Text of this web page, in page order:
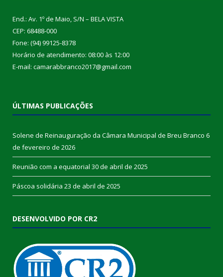
End.: Av. 1º de Maio, S/N – BELA VISTA
CEP: 68488-000
Fone: (94) 99125-8378
Horário de atendimento: 08:00 às 12:00
E-mail: camarabbranco2017@gmail.com
ÚLTIMAS PUBLICAÇÕES
Solene de Reinauguração da Câmara Municipal de Breu Branco 6
de fevereiro de 2026
Reunião com a equatorial 30 de abril de 2025
Páscoa solidária 23 de abril de 2025
DESENVOLVIDO POR CR2